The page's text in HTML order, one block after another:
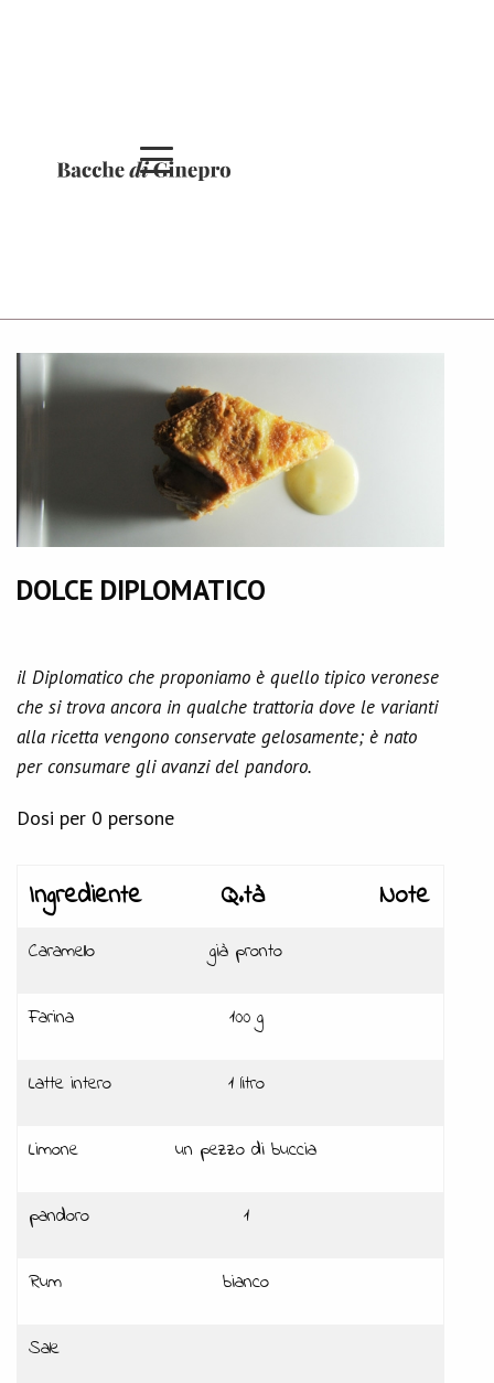
DOLCE DIPLOMATICO
il Diplomatico che proponiamo è quello tipico veronese
che si trova ancora in qualche trattoria dove le varianti
alla ricetta vengono conservate gelosamente; è nato
per consumare gli avanzi del pandoro.
Dosi per 0 persone
Ingrediente Q.tà Note
Caramello già pronto
Farina 100 g
Latte intero 1 litro
Limone un pezzo di buccia
pandoro 1
Rum bianco
Sale